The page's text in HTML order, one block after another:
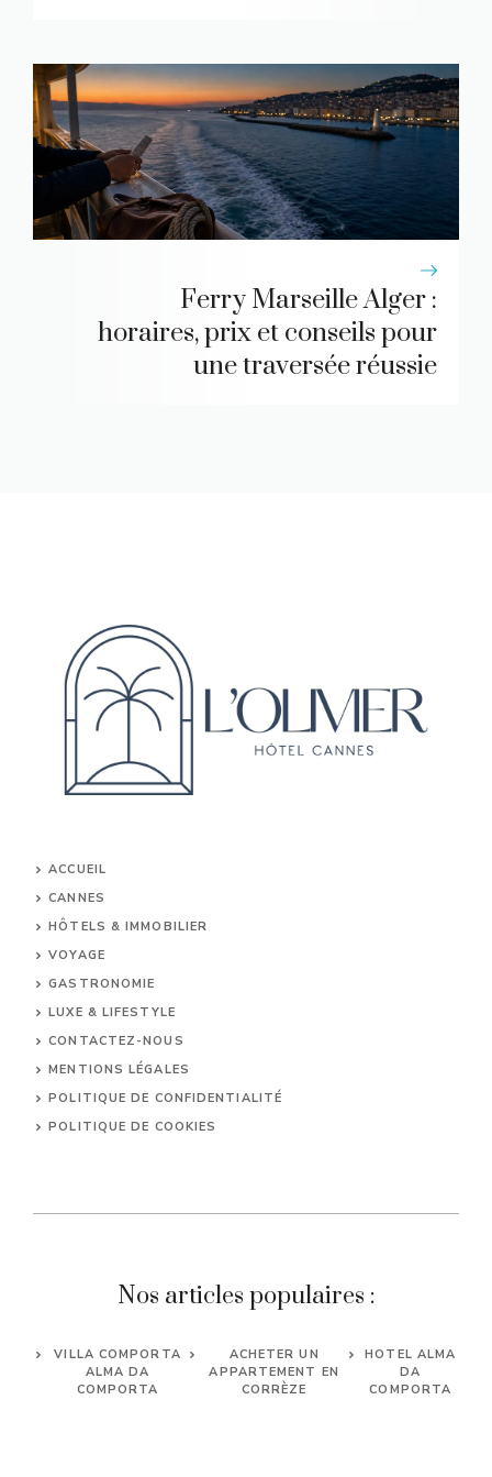
Ferry Marseille Alger :
horaires, prix et conseils pour
une traversée réussie
ACCUEIL
CANNES
HÔTELS & IMMOBILIER
VOYAGE
GASTRONOMIE
LUXE & LIFESTYLE
CONTACTEZ-NOUS
MENTIONS LÉGALES
POLITIQUE DE CONFIDENTIALITÉ
POLITIQUE DE COOKIES
Nos articles populaires :
VILLA COMPORTA
ALMA DA
COMPORTA
ACHETER UN
APPARTEMENT EN
CORRÈZE
HOTEL ALMA
DA
COMPORTA